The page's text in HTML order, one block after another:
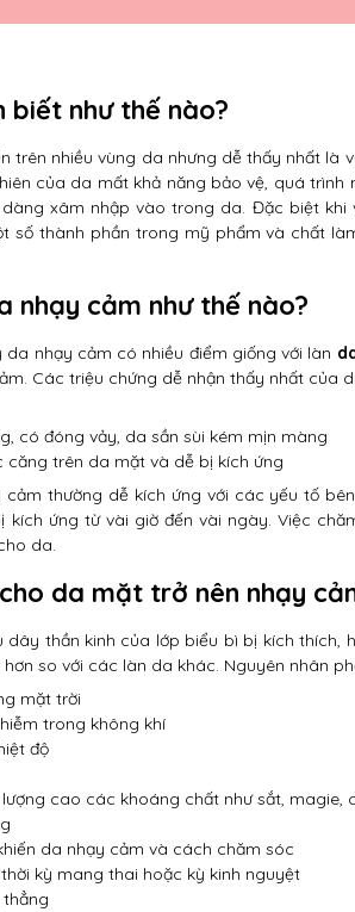
biết như thế nào?
trên nhiều vùng da nhưng dễ thấy nhất là
của da mất khả năng bảo vệ, quá
xâm nhập vào trong da. Đặc biệt khi
số thành phần trong mỹ phẩm và chất
nhạy cảm như thế nào?
nhạy cảm có nhiều điểm giống với làn
Các triệu chứng dễ nhận thấy nhất của
có đóng vảy, da sần sùi kém mịn màng
căng trên da mặt và dễ bị kích ứng
thường dễ kích ứng với các yếu tố
kích ứng từ vài giờ đến vài ngày. Việc
da.
da mặt trở nên nhạy
dây thần kinh của lớp biểu bì bị kích thích,
so với các làn da khác. Nguyên nhân
mặt trời
trong không khí
độ
cao các khoáng chất như sắt, magie,
da nhạy cảm và cách chăm sóc
kỳ mang thai hoặc kỳ kinh nguyệt